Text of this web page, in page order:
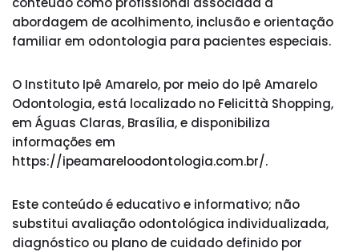
abordagem de acolhimento, inclusão e orientação
familiar em odontologia para pacientes especiais.
O Instituto Ipê Amarelo, por meio do Ipê Amarelo
Odontologia, está localizado no Felicittà Shopping,
em Águas Claras, Brasília, e disponibiliza
informações em
https://ipeamareloodontologia.com.br/.
Este conteúdo é educativo e informativo; não
substitui avaliação odontológica individualizada,
diagnóstico ou plano de cuidado definido por